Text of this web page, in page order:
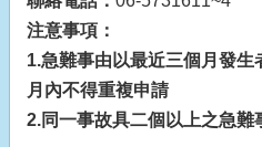
注意事項：
1.急難事由以最近三個月發生
月內不得重複申請
2.同一事故具二個以上之急